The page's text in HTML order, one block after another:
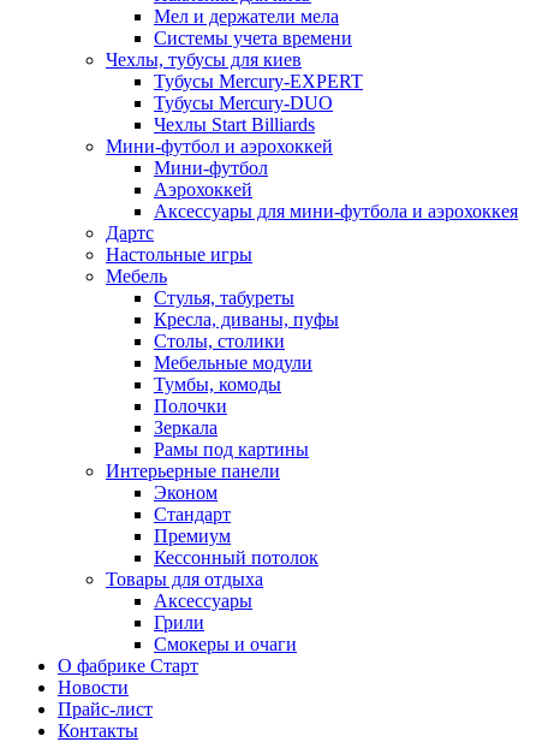
Мел и держатели мела
Системы учета времени
Чехлы, тубусы для киев
Тубусы Mercury-EXPERT
Тубусы Mercury-DUO
Чехлы Start Billiards
Мини-футбол и аэрохоккей
Мини-футбол
Аэрохоккей
Аксессуары для мини-футбола и аэрохоккея
Дартс
Настольные игры
Мебель
Стулья, табуреты
Кресла, диваны, пуфы
Столы, столики
Мебельные модули
Тумбы, комоды
Полочки
Зеркала
Рамы под картины
Интерьерные панели
Эконом
Стандарт
Премиум
Кессонный потолок
Товары для отдыха
Аксессуары
Грили
Смокеры и очаги
О фабрике Старт
Новости
Прайс-лист
Контакты